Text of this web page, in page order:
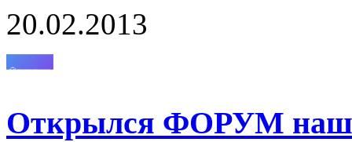
20.02.2013
Открылся ФОРУМ